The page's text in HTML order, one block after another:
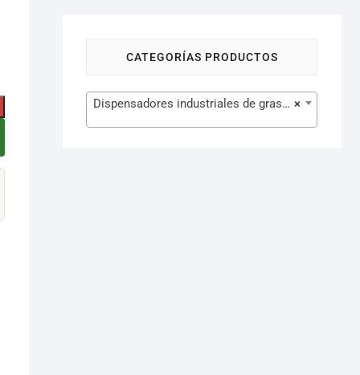
CATEGORÍAS PRODUCTOS
×
Dispensadores industriales de grasa (17)